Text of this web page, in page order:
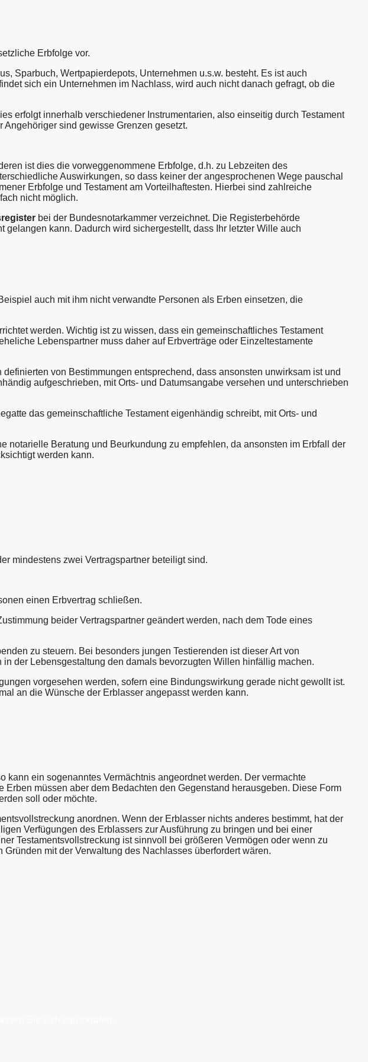
Erbfolge vor.
Sparbuch, Wertpapierdepots, Unternehmen u.s.w. besteht. Es ist auch
sich ein Unternehmen im Nachlass, wird auch nicht danach gefragt, ob die
erfolgt innerhalb verschiedener Instrumentarien, also einseitig durch Testament
sind gewisse Grenzen gesetzt.
ist dies die vorweggenommene Erbfolge, d.h. zu Lebzeiten des
Auswirkungen, so dass keiner der angesprochenen Wege pauschal
Erbfolge und Testament am Vorteilhaftesten. Hierbei sind zahlreiche
nicht möglich.
bei der Bundesnotarkammer verzeichnet. Die Registerbehörde
kann. Dadurch wird sichergestellt, dass Ihr letzter Wille auch
auch mit ihm nicht verwandte Personen als Erben einsetzen, die
werden. Wichtig ist zu wissen, dass ein gemeinschaftliches Testament
Lebenspartner muss daher auf Erbverträge oder Einzeltestamente
von Bestimmungen entsprechend, dass ansonsten unwirksam ist und
aufgeschrieben, mit Orts- und Datumsangabe versehen und unterschrieben
das gemeinschaftliche Testament eigenhändig schreibt, mit Orts- und
notarielle Beratung und Beurkundung zu empfehlen, da ansonsten im Erbfall der
werden kann.
mindestens zwei Vertragspartner beteiligt sind.
einen Erbvertrag schließen.
beider Vertragspartner geändert werden, nach dem Tode eines
zu steuern. Bei besonders jungen Testierenden ist dieser Art von
der Lebensgestaltung den damals bevorzugten Willen hinfällig machen.
vorgesehen werden, sofern eine Bindungswirkung gerade nicht gewollt ist.
an die Wünsche der Erblasser angepasst werden kann.
ein sogenanntes Vermächtnis angeordnet werden. Der vermachte
müssen aber dem Bedachten den Gegenstand herausgeben. Diese Form
soll oder möchte.
anordnen. Wenn der Erblasser nichts anderes bestimmt, hat der
Verfügungen des Erblassers zur Ausführung zu bringen und bei einer
Testamentsvollstreckung ist sinnvoll bei größeren Vermögen oder wenn zu
mit der Verwaltung des Nachlasses überfordert wären.